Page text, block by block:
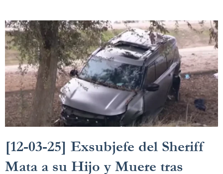
[12-03-25] Exsubjefe del Sheriff
Mata a su Hijo y Muere tras